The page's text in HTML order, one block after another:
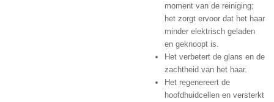
moment van de reiniging;
het zorgt ervoor dat het haar
minder elektrisch geladen
en geknoopt is.
Het verbetert de glans en de
zachtheid van het haar.
Het regenereert de
hoofdhuidcellen en versterkt